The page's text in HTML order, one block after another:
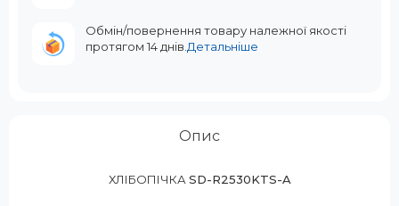
Обмін/повернення товару належної якості
протягом 14 днів. Детальніше
Опис
ХЛІБОПІЧКА SD-R2530KTS-A